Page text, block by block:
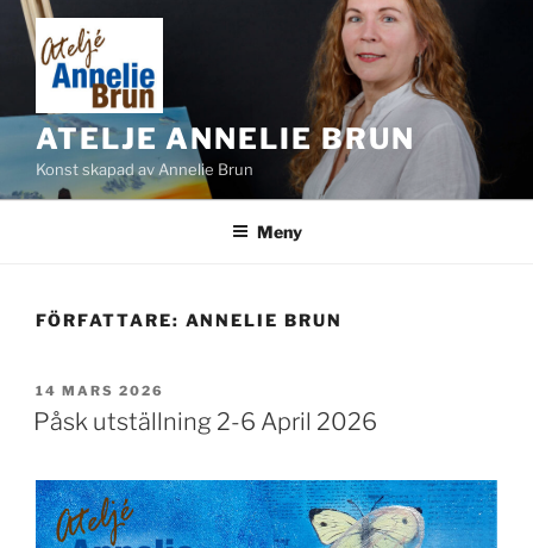
Hoppa
innehåll
ATELJE ANNELIE BRUN
Konst skapad av Annelie Brun
Meny
FÖRFATTARE: ANNELIE BRUN
PUBLICERAT
14 MARS 2026
Påsk utställning 2-6 April 2026